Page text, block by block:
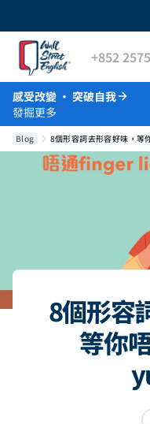
+852
感受改變 · 突破自我
發掘更多
Blog 8個形容詞去形容好味，等
8個形容
等你